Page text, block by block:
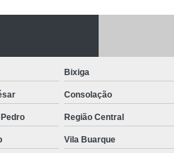
Bixiga
Consolação
Região Central
Vila Buarque